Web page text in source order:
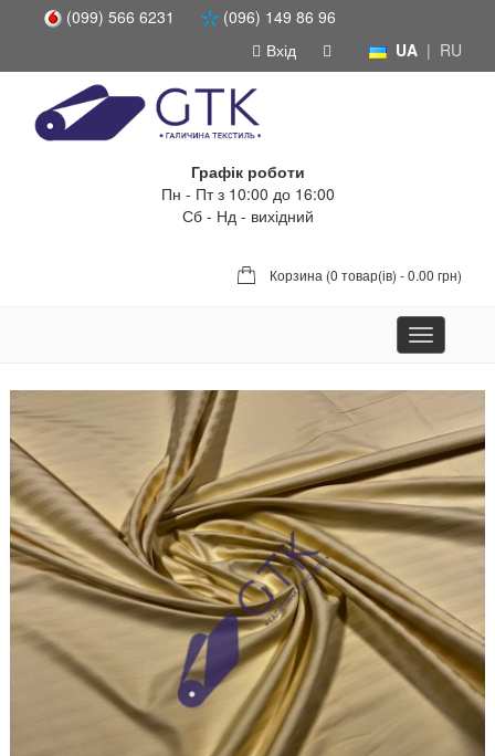
(099) 566 6231
(096) 149 86 96
UA | RU
Вхід
Графік роботи
Пн - Пт з 10:00 до 16:00
Сб - Нд - вихідний
Корзина (0 товар(ів) - 0.00 грн)
Toggle
navigation